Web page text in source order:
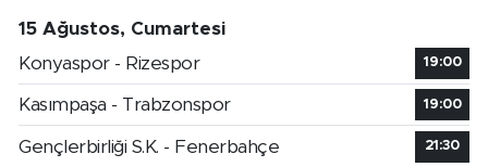
15 Ağustos, Cumartesi
Konyaspor - Rizespor
19:00
Kasımpaşa - Trabzonspor 19:00
Gençlerbirliği S.K. - Fenerbahçe 21:30